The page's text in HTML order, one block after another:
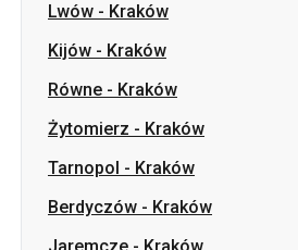
Lwów - Kraków
Kijów - Kraków
Równe - Kraków
Żytomierz - Kraków
Tarnopol - Kraków
Berdyczów - Kraków